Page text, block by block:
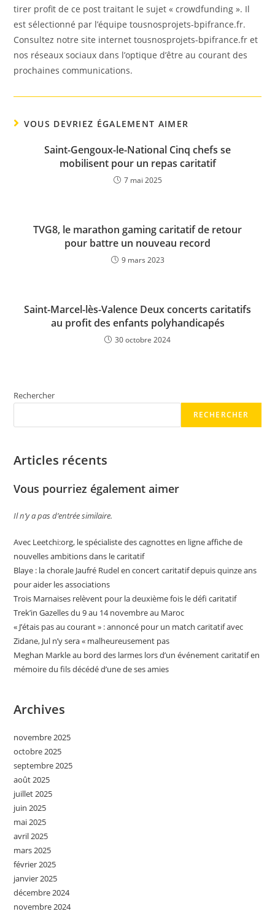
tirer profit de ce post traitant le sujet « crowdfunding ». Il
est sélectionné par l’équipe tousnosprojets-bpifrance.fr.
Consultez notre site internet tousnosprojets-bpifrance.fr et
nos réseaux sociaux dans l’optique d’être au courant des
prochaines communications.
VOUS DEVRIEZ ÉGALEMENT AIMER
Saint-Gengoux-le-National Cinq chefs se
mobilisent pour un repas caritatif
7 mai 2025
TVG8, le marathon gaming caritatif de retour
pour battre un nouveau record
9 mars 2023
Saint-Marcel-lès-Valence Deux concerts caritatifs
au profit des enfants polyhandicapés
30 octobre 2024
Rechercher
RECHERCHER
Articles récents
Vous pourriez également aimer
Il n’y a pas d’entrée similaire.
Avec Leetchi:org, le spécialiste des cagnottes en ligne affiche de
nouvelles ambitions dans le caritatif
Blaye : la chorale Jaufré Rudel en concert caritatif depuis quinze ans
pour aider les associations
Trois Marnaises relèvent pour la deuxième fois le défi caritatif
Trek’in Gazelles du 9 au 14 novembre au Maroc
« J’étais pas au courant » : annoncé pour un match caritatif avec
Zidane, Jul n’y sera « malheureusement pas
Meghan Markle au bord des larmes lors d’un événement caritatif en
mémoire du fils décédé d’une de ses amies
Archives
novembre 2025
octobre 2025
septembre 2025
août 2025
juillet 2025
juin 2025
mai 2025
avril 2025
mars 2025
février 2025
janvier 2025
décembre 2024
novembre 2024